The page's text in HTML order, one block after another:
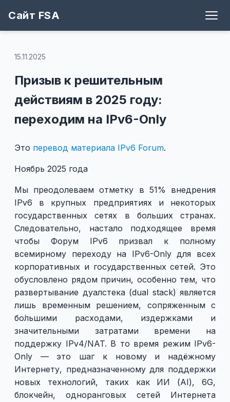
Сайт FSA
15.11.2025
Призыв к решительным
действиям в 2025 году:
переходим на IPv6-Only
Это перевод материала IPv6 Forum.
Ноябрь 2025 года
Мы преодолеваем отметку в 51% внедрения
IPv6 в крупных предприятиях и некоторых
государственных сетях в больших странах.
Следовательно, настало подходящее время
чтобы Форум IPv6 призвал к полному
всемирному переходу на IPv6-Only для всех
корпоративных и государственных сетей. Это
обусловлено рядом причин, особенно тем, что
развертывание дуалстека (dual stack) является
лишь временным решением, сопряженным с
бо́льшими расходами, издержками и
значительными затратами времени на
поддержку IPv4/NAT. В то время режим IPv6-
Only — это шаг к новому и надёжному
Интернету, предназначенному для поддержки
новых технологий, таких как ИИ (AI), 6G,
блокчейн, одноранговых сетей Интернета